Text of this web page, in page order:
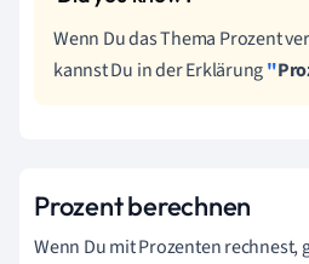
Wenn Du das Thema Prozent
kannst Du in der Erklärung"
Prozent berechnen
Wenn Du mit Prozenten rechnest,